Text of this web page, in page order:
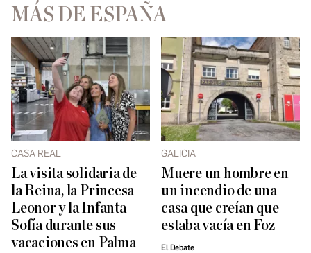
MÁS DE ESPAÑA
CASA REAL
La visita solidaria de
la Reina, la Princesa
Leonor y la Infanta
Sofía durante sus
vacaciones en Palma
GALICIA
Muere un hombre en
un incendio de una
casa que creían que
estaba vacía en Foz
El Debate